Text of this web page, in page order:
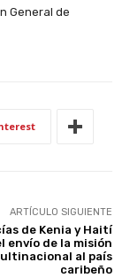
General de
ARTÍCULO SIGUIENTE
de Kenia y Haití
envío de la misión
al país
caribeño